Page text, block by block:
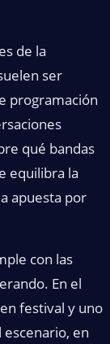
de la
ser
programación
qué bandas
equilibra la
apuesta por
con las
En el
festival y uno
en